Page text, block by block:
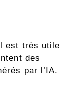
est très utile
des
par l’IA.